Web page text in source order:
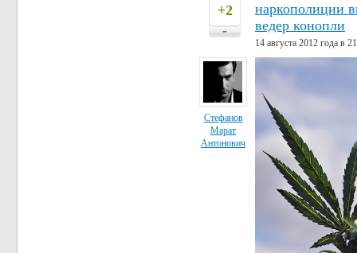
+2
-
наркополиции
ведер конопли
14 августа 2012 года в
Стефанов
Марат
Антонович